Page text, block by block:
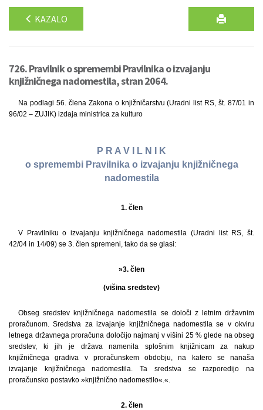
KAZALO
726. Pravilnik o spremembi Pravilnika o izvajanju
knjižničnega nadomestila, stran 2064.
Na podlagi 56. člena Zakona o knjižničarstvu (Uradni list RS, št. 87/01 in
96/02 – ZUJIK) izdaja ministrica za kulturo
P R A V I L N I K
o spremembi Pravilnika o izvajanju knjižničnega
nadomestila
1. člen
V Pravilniku o izvajanju knjižničnega nadomestila (Uradni list RS, št.
42/04 in 14/09) se 3. člen spremeni, tako da se glasi:
»3. člen
(višina sredstev)
Obseg sredstev knjižničnega nadomestila se določi z letnim državnim
proračunom. Sredstva za izvajanje knjižničnega nadomestila se v okviru
letnega državnega proračuna določijo najmanj v višini 25 % glede na obseg
sredstev, ki jih je država namenila splošnim knjižnicam za nakup
knjižničnega gradiva v proračunskem obdobju, na katero se nanaša
izvajanje knjižničnega nadomestila. Ta sredstva se razporedijo na
proračunsko postavko »knjižnično nadomestilo«.«.
2. člen